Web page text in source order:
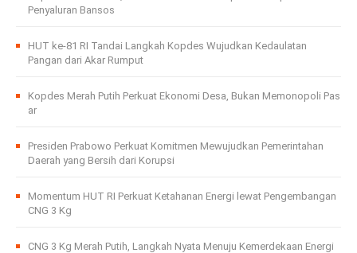
Penyaluran Bansos
HUT ke-81 RI Tandai Langkah Kopdes Wujudkan Kedaulatan
Pangan dari Akar Rumput
Kopdes Merah Putih Perkuat Ekonomi Desa, Bukan Memonopoli Pas
ar
Presiden Prabowo Perkuat Komitmen Mewujudkan Pemerintahan
Daerah yang Bersih dari Korupsi
Momentum HUT RI Perkuat Ketahanan Energi lewat Pengembangan
CNG 3 Kg
CNG 3 Kg Merah Putih, Langkah Nyata Menuju Kemerdekaan Energi